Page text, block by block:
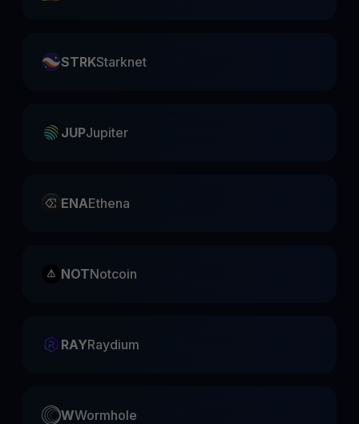
STRKStarknet
JUPJupiter
ENAEthena
NOTNotcoin
RAYRaydium
WWormhole